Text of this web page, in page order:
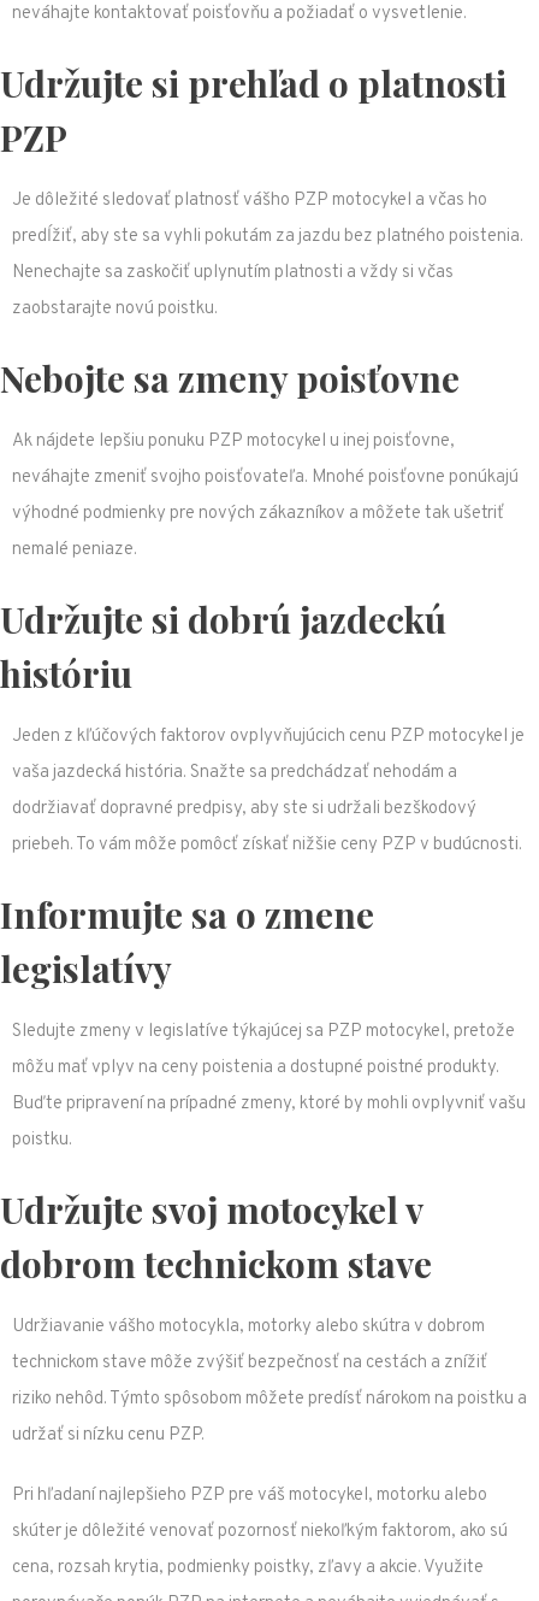
neváhajte kontaktovať poisťovňu a požiadať o vysvetlenie.
Udržujte si prehľad o platnosti
PZP
Je dôležité sledovať platnosť vášho PZP motocykel a včas ho
predĺžiť, aby ste sa vyhli pokutám za jazdu bez platného poistenia.
Nenechajte sa zaskočiť uplynutím platnosti a vždy si včas
zaobstarajte novú poistku.
Nebojte sa zmeny poisťovne
Ak nájdete lepšiu ponuku PZP motocykel u inej poisťovne,
neváhajte zmeniť svojho poisťovateľa. Mnohé poisťovne ponúkajú
výhodné podmienky pre nových zákazníkov a môžete tak ušetriť
nemalé peniaze.
Udržujte si dobrú jazdeckú
históriu
Jeden z kľúčových faktorov ovplyvňujúcich cenu PZP motocykel je
vaša jazdecká história. Snažte sa predchádzať nehodám a
dodržiavať dopravné predpisy, aby ste si udržali bezškodový
priebeh. To vám môže pomôcť získať nižšie ceny PZP v budúcnosti.
Informujte sa o zmene
legislatívy
Sledujte zmeny v legislatíve týkajúcej sa PZP motocykel, pretože
môžu mať vplyv na ceny poistenia a dostupné poistné produkty.
Buďte pripravení na prípadné zmeny, ktoré by mohli ovplyvniť vašu
poistku.
Udržujte svoj motocykel v
dobrom technickom stave
Udržiavanie vášho motocykla, motorky alebo skútra v dobrom
technickom stave môže zvýšiť bezpečnosť na cestách a znížiť
riziko nehôd. Týmto spôsobom môžete predísť nárokom na poistku a
udržať si nízku cenu PZP.
Pri hľadaní najlepšieho PZP pre váš motocykel, motorku alebo
skúter je dôležité venovať pozornosť niekoľkým faktorom, ako sú
cena, rozsah krytia, podmienky poistky, zľavy a akcie. Využite